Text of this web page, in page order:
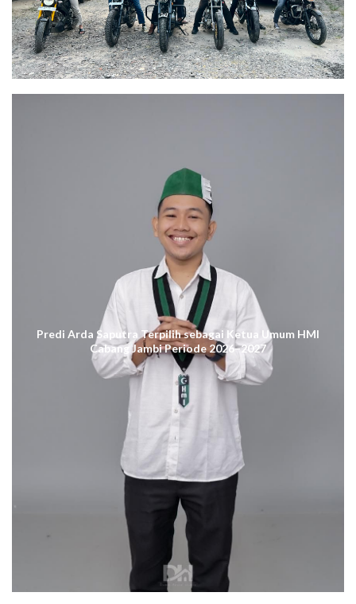
Predi Arda Saputra Terpilih sebagai Ketua Umum HMI
Cabang Jambi Periode 2026–2027